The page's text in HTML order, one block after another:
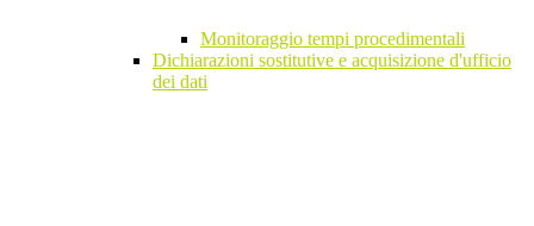
Monitoraggio tempi procedimentali
Dichiarazioni sostitutive e acquisizione d'ufficio
dei dati